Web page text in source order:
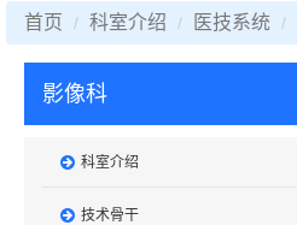
首页 科室介绍 医技系统
影像科
科室介绍
技术骨干